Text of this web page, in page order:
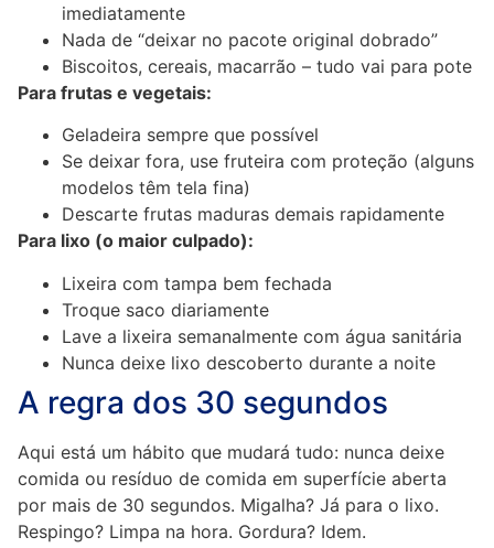
imediatamente
Nada de “deixar no pacote original dobrado”
Biscoitos, cereais, macarrão – tudo vai para pote
Para frutas e vegetais:
Geladeira sempre que possível
Se deixar fora, use fruteira com proteção (alguns
modelos têm tela fina)
Descarte frutas maduras demais rapidamente
Para lixo (o maior culpado):
Lixeira com tampa bem fechada
Troque saco diariamente
Lave a lixeira semanalmente com água sanitária
Nunca deixe lixo descoberto durante a noite
A regra dos 30 segundos
Aqui está um hábito que mudará tudo: nunca deixe
comida ou resíduo de comida em superfície aberta
por mais de 30 segundos. Migalha? Já para o lixo.
Respingo? Limpa na hora. Gordura? Idem.